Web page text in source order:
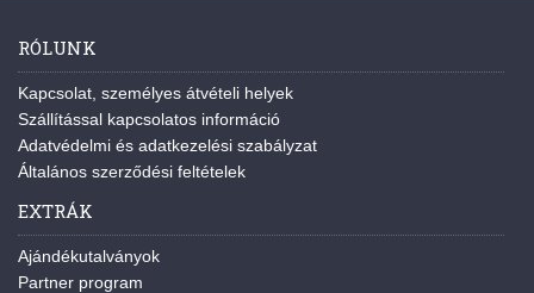
RÓLUNK
Kapcsolat, személyes átvételi helyek
Szállítással kapcsolatos információ
Adatvédelmi és adatkezelési szabályzat
Általános szerződési feltételek
EXTRÁK
Ajándékutalványok
Partner program